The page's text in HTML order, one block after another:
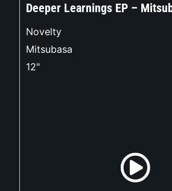
Deeper Learnings EP –
Novelty
Mitsubasa
12"